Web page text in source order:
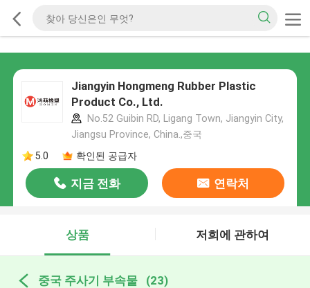
Jiangyin Hongmeng Rubber Plastic
Product Co., Ltd.
No.52 Guibin RD, Ligang Town, Jiangyin City,
Jiangsu Province, China.,중국
5.0
확인된 공급자
지금 전화 연락처
상품 저희에 관하여
중국 주사기 부속물 (23)